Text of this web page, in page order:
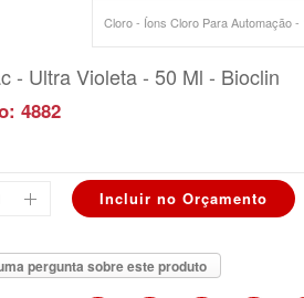
Cloro - Íons Cloro Para Automação -
- Ultra Violeta - 50 Ml - Bioclin
4882
pergunta sobre este produto